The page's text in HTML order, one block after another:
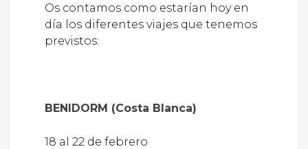
Os contamos como estarían hoy en
día los diferentes viajes que tenemos
previstos:
BENIDORM (Costa Blanca)
18 al 22 de febrero